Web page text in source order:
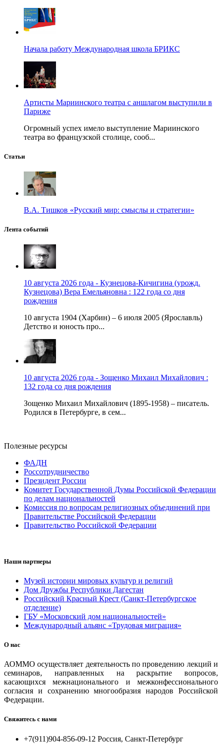
Начала работу Международная школа БРИКС
Артисты Мариинского театра с аншлагом выступили в
Париже
Огромный успех имело выступление Мариинского
театра во французской столице, сооб...
Статьи
В.А. Тишков «Русский мир: смыслы и стратегии»
Лента событий
10 августа 2026 года - Кузнецова-Кичигина (урожд.
Кузнецова) Вера Емельяновна : 122 года со дня
рождения
10 августа 1904 (Харбин) – 6 июля 2005 (Ярославль)
Детство и юность про...
10 августа 2026 года - Зощенко Михаил Михайлович :
132 года со дня рождения
Зощенко Михаил Михайлович (1895-1958) – писатель.
Родился в Петербурге, в сем...
Полезные ресурсы
ФАДН
Россотрудничество
Президент России
Комитет Государственной Думы Российской Федерации
по делам национальностей
Комиссия по вопросам религиозных объединений при
Правительстве Российской Федерации
Правительство Российской Федерации
Наши партнеры
Музей истории мировых культур и религий
Дом Дружбы Республики Дагестан
Российский Красный Крест (Санкт-Петербургское
отделение)
ГБУ «Московский дом национальностей»
Международный альянс «Трудовая миграция»
О нас
АОММО осуществляет деятельность по проведению лекций и
семинаров, направленных на раскрытие вопросов,
касающихся межнационального и межконфессионального
согласия и сохранению многообразия народов Российской
Федерации.
Свяжитесь с нами
+7(911)904-856-09-12 Россия, Санкт-Петербург